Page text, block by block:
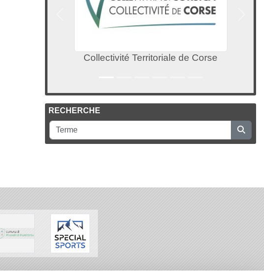
Collectivité Territoriale de Corse
Précedent
RECHERCHE